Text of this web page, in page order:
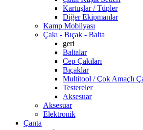
Kartuşlar / Tüpler
Diğer Ekipmanlar
Kamp Mobilyası
Çakı - Bıçak - Balta
geri
Baltalar
Cep Çakıları
Bıçaklar
Multitool / Çok Amaçlı
Testereler
Aksesuar
Aksesuar
Elektronik
Çanta